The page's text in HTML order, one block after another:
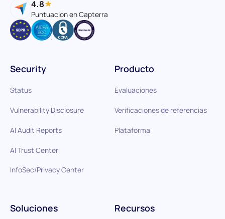
4.8
Puntuación en Capterra
Producto
Evaluaciones
Verificaciones de referencias
Plataforma
Soluciones Recursos
Security
Status
Vulnerability Disclosure
AI Audit Reports
AI Trust Center
InfoSec/Privacy Center